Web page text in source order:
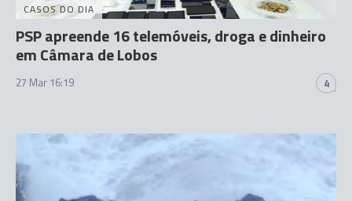
CASOS DO DIA
PSP apreende 16 telemóveis, droga e dinheiro
em Câmara de Lobos
27 Mar 16:19 4